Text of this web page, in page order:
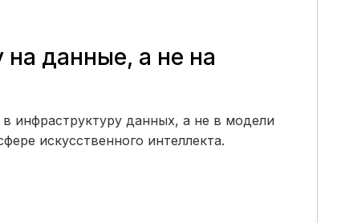
на данные, а не на
инфраструктуру данных, а не в модели
искусственного интеллекта.